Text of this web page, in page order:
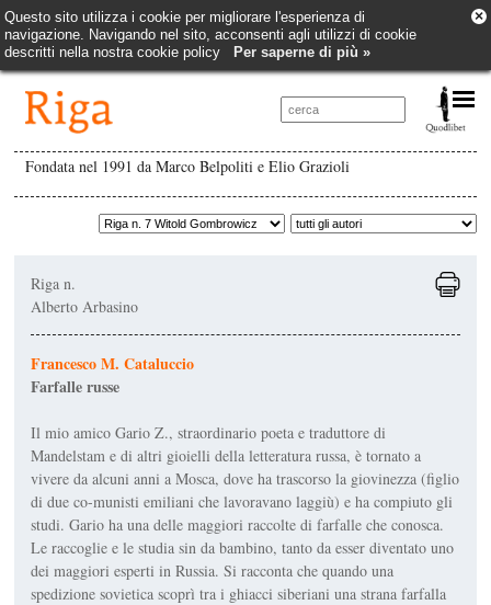
Questo sito utilizza i cookie per migliorare l'esperienza di
navigazione. Navigando nel sito, acconsenti agli utilizzi di cookie
descritti nella nostra cookie policy
Per saperne di più »
×
Fondata nel 1991 da Marco Belpoliti e Elio Grazioli
Riga n.
Alberto Arbasino
Francesco M. Cataluccio
Farfalle russe
Il mio amico Gario Z., straordinario poeta e traduttore di
Mandelstam e di altri gioielli della letteratura russa, è tornato a
vivere da alcuni anni a Mosca, dove ha trascorso la giovinezza (figlio
di due co-munisti emiliani che lavoravano laggiù) e ha compiuto gli
studi. Gario ha una delle maggiori raccolte di farfalle che conosca.
Le raccoglie e le studia sin da bambino, tanto da esser diventato uno
dei maggiori esperti in Russia. Si racconta che quando una
spedizione sovietica scoprì tra i ghiacci siberiani una strana farfalla